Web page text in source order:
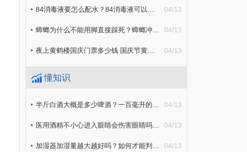
04/13
84消毒液要怎么配水？84消毒液可以和洗衣粉一起用吗？
04/13
蟑螂为什么不能用脚直接踩死？蟑螂冲进马桶会继续繁衍吗？
04/13
夜上黄鹤楼国庆门票多少钱 国庆节黄鹤楼要门票吗
懂知识
04/13
半斤白酒大概是多少啤酒？一百毫升的白酒有几两？
04/13
医用酒精不小心进入眼睛会伤害眼睛吗？白酒兑水可以当酒精用吗？
04/13
加湿器加湿量越大越好吗？如何才能判断房间是否需要加湿？